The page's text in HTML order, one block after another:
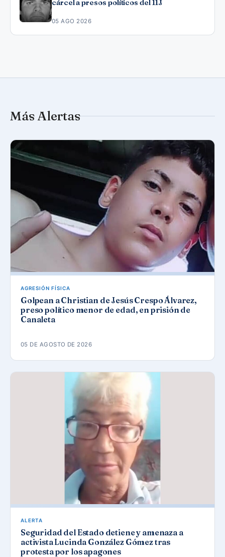
cárcel a presos políticos del 11J
05 AGO 2026
Más Alertas
AGRESIÓN FÍSICA
Golpean a Christian de Jesús Crespo Álvarez,
preso político menor de edad, en prisión de
Canaleta
05 DE AGOSTO DE 2026
ALERTA
Seguridad del Estado detiene y amenaza a
activista Lucinda González Gómez tras
protesta por los apagones